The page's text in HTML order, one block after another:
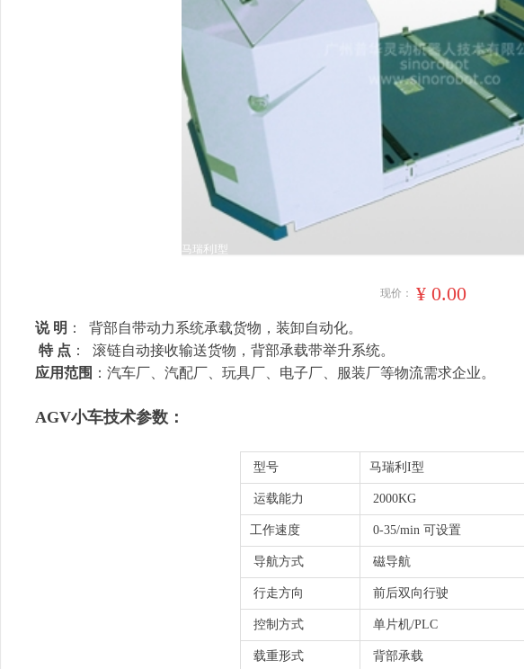
说 明 ： 背部自带动力系统承载货物，装卸自动化。
特 点 ： 滚链自动接收输送货物，背部承载带举升系统。
应用范围 ：汽车厂、汽配厂、玩具厂、电子厂、服装厂等物流需求企业。
AGV小车技术参数：
型号 马瑞利I型
运载能力 2000KG
工作速度 0-35/min 可设置
导航方式 磁导航
行走方向 前后双向行驶
控制方式 单片机/PLC
载重形式 背部承载
马瑞利I型
现价： ¥ 0.00